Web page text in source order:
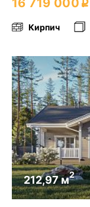
16 719 000
Кирпич
212,97 м2